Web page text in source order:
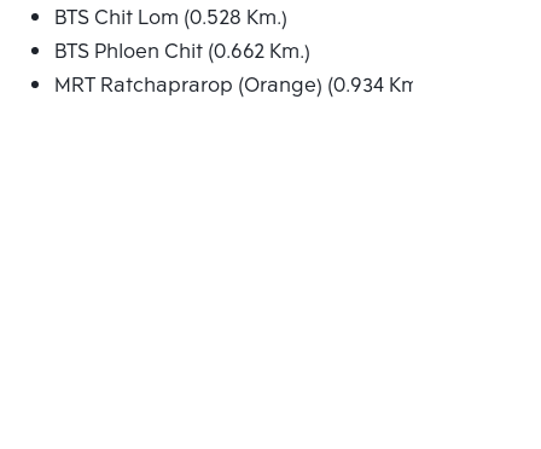
BTS Chit Lom (0.528 Km.)
BTS Phloen Chit (0.662 Km.)
MRT Ratchaprarop (Orange) (0.934 Km.)